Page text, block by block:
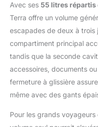
Avec ses 55 litres répartis
Terra offre un volume
escapades de deux à trois
compartiment principal
tandis que la seconde
accessoires, documents
fermeture à glissière
même avec des gants
Pour les grands